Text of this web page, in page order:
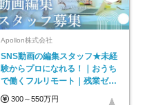
Apollon株式会社
SNS動画の編集スタッフ★未経
験からプロになれる！｜おうち
で働くフルリモート｜残業ゼロ
で18時退勤◎
300～550万円